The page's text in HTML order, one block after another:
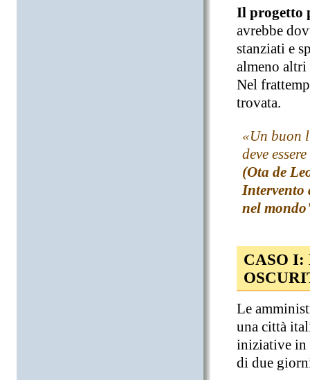
Il progetto
avrebbe
stanziati e
almeno altri
Nel
trovata.
«Un buon
deve
(Ota de
Intervento
nel
CASO I:
Le
una città
iniziative in
di due